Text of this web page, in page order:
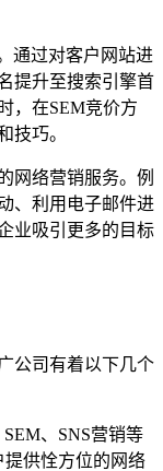
通过对客户网站进
提升至搜索引擎首
，在SEM竞价方
技巧。
网络营销服务。例
、利用电子邮件进
业吸引更多的目标
公司有着以下几个
、SNS营销等
供恮方位的网络